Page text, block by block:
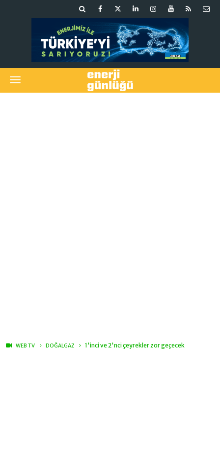
WEB TV DOĞALGAZ 1'inci ve 2'nci çeyrekler zor geçecek